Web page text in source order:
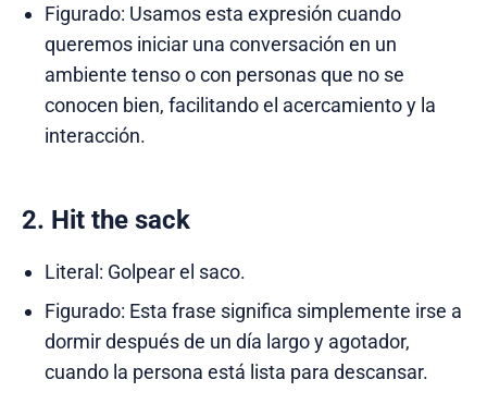
Figurado: Usamos esta expresión cuando
queremos iniciar una conversación en un
ambiente tenso o con personas que no se
conocen bien, facilitando el acercamiento y la
interacción.
2. Hit the sack
Literal: Golpear el saco.
Figurado: Esta frase significa simplemente irse a
dormir después de un día largo y agotador,
cuando la persona está lista para descansar.